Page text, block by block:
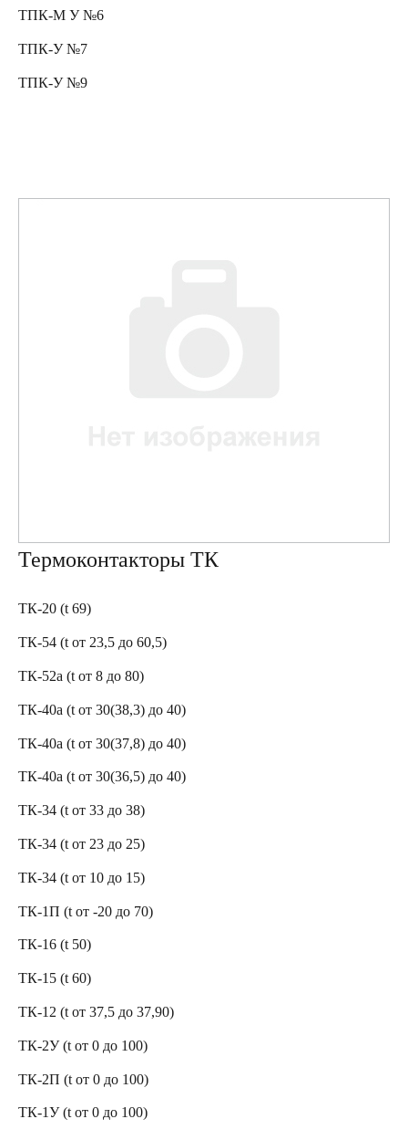
ТПК-М У №6
ТПК-У №7
ТПК-У №9
Термоконтакторы ТК
ТК-20 (t 69)
ТК-54 (t от 23,5 до 60,5)
ТК-52а (t от 8 до 80)
ТК-40а (t от 30(38,3) до 40)
ТК-40а (t от 30(37,8) до 40)
ТК-40а (t от 30(36,5) до 40)
ТК-34 (t от 33 до 38)
ТК-34 (t от 23 до 25)
ТК-34 (t от 10 до 15)
ТК-1П (t от -20 до 70)
ТК-16 (t 50)
ТК-15 (t 60)
ТК-12 (t от 37,5 до 37,90)
ТК-2У (t от 0 до 100)
ТК-2П (t от 0 до 100)
ТК-1У (t от 0 до 100)